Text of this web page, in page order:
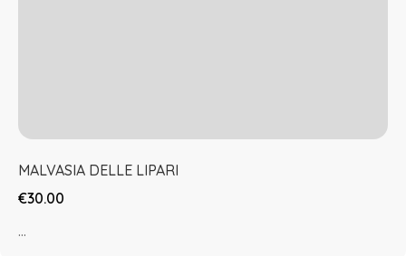
MALVASIA DELLE LIPARI
€30.00
...